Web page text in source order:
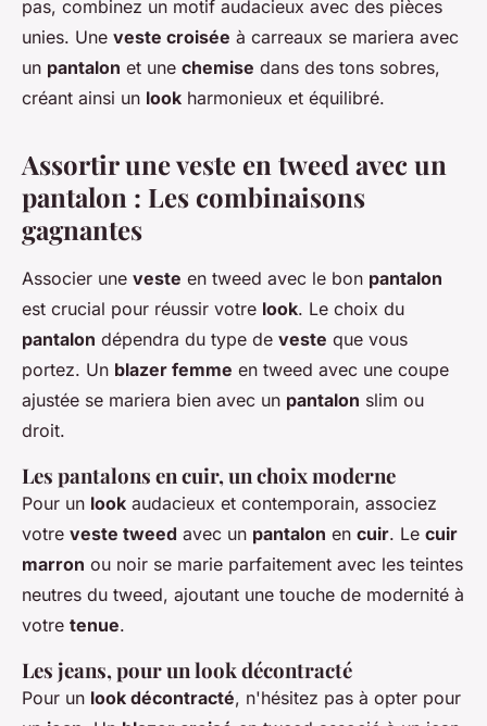
pas, combinez un motif audacieux avec des pièces
unies. Une veste croisée à carreaux se mariera avec
un pantalon et une chemise dans des tons sobres,
créant ainsi un look harmonieux et équilibré.
Assortir une veste en tweed avec un
pantalon : Les combinaisons
gagnantes
Associer une veste en tweed avec le bon pantalon
est crucial pour réussir votre look. Le choix du
pantalon dépendra du type de veste que vous
portez. Un blazer femme en tweed avec une coupe
ajustée se mariera bien avec un pantalon slim ou
droit.
Les pantalons en cuir, un choix moderne
Pour un look audacieux et contemporain, associez
votre veste tweed avec un pantalon en cuir. Le cuir
marron ou noir se marie parfaitement avec les teintes
neutres du tweed, ajoutant une touche de modernité à
votre tenue.
Les jeans, pour un look décontracté
Pour un look décontracté, n'hésitez pas à opter pour